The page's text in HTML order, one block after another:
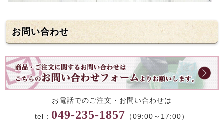
お問い合わせ
お電話でのご注文・お問い合わせは
tel： 049-235-1857 （09:00～17:00）